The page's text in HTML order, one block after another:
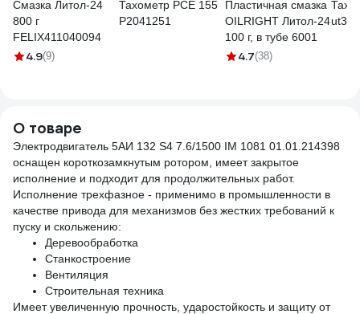
Смазка Литол-24
800 г
FELIX411040094
4.9(9)
Тахометр PCE 155
P2041251
Пластичная смазка
OILRIGHT Литол-24
100 г, в тубе 6001
4.7(38)
О товаре
Электродвигатель 5АИ 132 S4 7.6/1500 IM 1081 01.01.214398
оснащен короткозамкнутым ротором, имеет закрытое
исполнение и подходит для продолжительных работ.
Исполнение трехфазное - применимо в промышленности в
качестве привода для механизмов без жестких требований к
пуску и скольжению:
Деревообработка
Станкостроение
Вентиляция
Строительная техника
Имеет увеличенную прочность, ударостойкость и защиту от